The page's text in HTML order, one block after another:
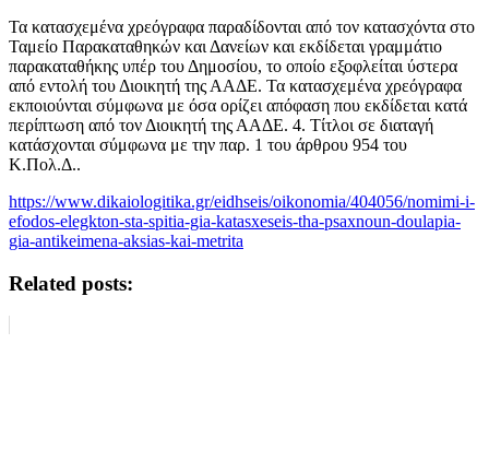
Τα κατασχεμένα χρεόγραφα παραδίδονται από τον κατασχόντα στο
Ταμείο Παρακαταθηκών και Δανείων και εκδίδεται γραμμάτιο
παρακαταθήκης υπέρ του Δημοσίου, το οποίο εξοφλείται ύστερα
από εντολή του Διοικητή της ΑΑΔΕ. Τα κατασχεμένα χρεόγραφα
εκποιούνται σύμφωνα με όσα ορίζει απόφαση που εκδίδεται κατά
περίπτωση από τον Διοικητή της ΑΑΔΕ. 4. Τίτλοι σε διαταγή
κατάσχονται σύμφωνα με την παρ. 1 του άρθρου 954 του
Κ.Πολ.Δ..
https://www.dikaiologitika.gr/eidhseis/oikonomia/404056/nomimi-i-
efodos-elegkton-sta-spitia-gia-katasxeseis-tha-psaxnoun-doulapia-
gia-antikeimena-aksias-kai-metrita
Related posts: